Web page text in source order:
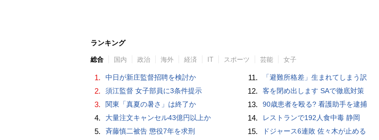
ランキング
総合 国内 政治 海外 経済 IT スポーツ 芸能 女子
1. 中日が新庄監督招聘を検討か
2. 須江監督 女子部員に3条件提示
3. 関東「真夏の暑さ」は終了か
4. 大量注文キャンセル43億円以上か
5. 斉藤慎二被告 懲役7年を求刑
11. 「避難所格差」生まれてしまう訳
12. 客を閉め出します SAで徹底対策
13. 90歳患者を殴る? 看護助手を逮捕
14. レストランで192人食中毒 静岡
15. ドジャース6連敗 佐々木が止める